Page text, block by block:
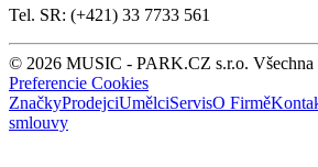
Tel. SR: (+421) 33 7733 561
© 2026 MUSIC - PARK.CZ s.r.o. Všechna
Preferencie Cookies
ZnačkyProdejciUmělciServisO Firmě
smlouvy